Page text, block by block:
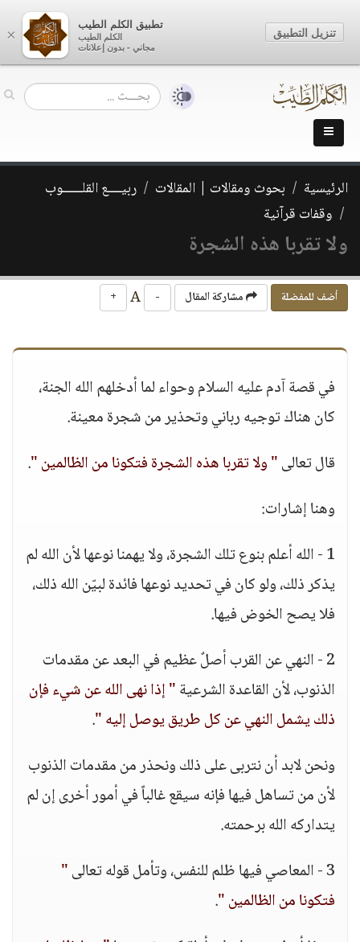
الرئيسية بحوث ومقالات | المقالات
ربيــــع القلــــــوب
وقفات قرآنية
ولا تقربا هذه الشجرة
أضف للمفضلة مشاركة المقال -
+
في قصة آدم عليه السلام وحواء لما أدخلهم الله الجنة،
كان هناك توجيه رباني وتحذير من شجرة معينة.
قال تعالى" ولا تقربا هذه الشجرة فتكونا من الظالمين ".
وهنا إشارات:
1 - الله أعلم بنوع تلك الشجرة، ولا يهمنا نوعها لأن الله لم
يذكر ذلك، ولو كان في تحديد نوعها فائدة لبيّن الله ذلك،
فلا يصح الخوض فيها.
2 - النهي عن القرب أصلٌ عظيم في البعد عن مقدمات
الذنوب، لأن القاعدة الشرعية" إذا نهى الله عن شيء فإن
ذلك يشمل النهي عن كل طريق يوصل إليه ".
ونحن لابد أن نتربى على ذلك ونحذر من مقدمات الذنوب
لأن من تساهل فيها فإنه سيقع غالباً في أمور أخرى إن لم
يتداركه الله برحمته.
3 - المعاصي فيها ظلم للنفس، وتأمل قوله تعالى
"
فتكونا من الظالمين ".
×
تطبيق الكلم الطيب
الكلم الطيب
مجاني - بدون إعلانات
تنزيل التطبيق